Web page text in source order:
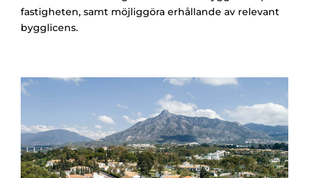
fastigheten, samt möjliggöra erhållande av relevant
bygglicens.